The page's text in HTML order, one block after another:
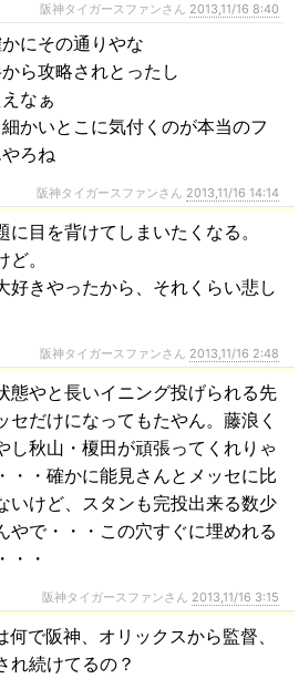
阪神タイガースファンさん 2013,11/16 8:40
にその通りやな
ら攻略されとったし
なぁ
かいとこに気付くのが本当のフ
ろね
阪神タイガースファンさん 2013,11/16 14:14
に目を背けてしまいたくなる。
。
好きやったから、それくらい悲し
阪神タイガースファンさん 2013,11/16 2:48
態やと長いイニング投げられる先
セだけになってもたやん。藤浪く
し秋山・榎田が頑張ってくれりゃ
・・確かに能見さんとメッセに比
いけど、スタンも完投出来る数少
やで・・・この穴すぐに埋めれる
・・
阪神タイガースファンさん 2013,11/16 3:15
で阪神、オリックスから監督、
れ続けてるの？